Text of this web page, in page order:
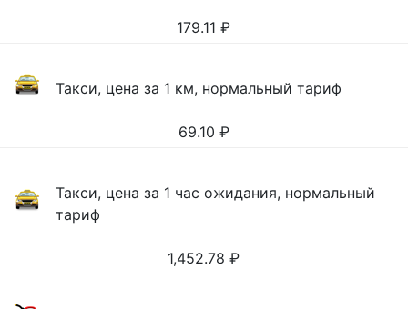
179.11 ₽
Такси, цена за 1 км, нормальный тариф
69.10 ₽
Такси, цена за 1 час ожидания, нормальный
тариф
1,452.78 ₽